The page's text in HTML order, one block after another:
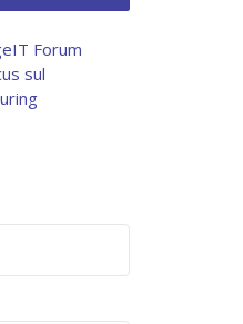
Forum
sul